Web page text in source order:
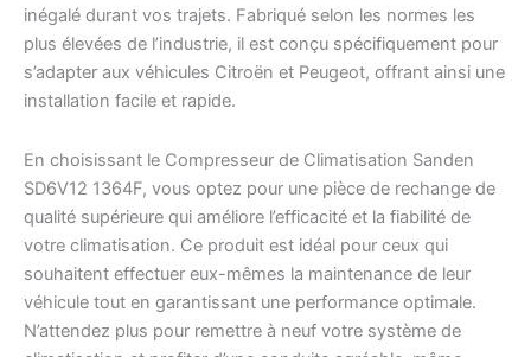
inégalé durant vos trajets. Fabriqué selon les normes les
plus élevées de l’industrie, il est conçu spécifiquement pour
s’adapter aux véhicules Citroën et Peugeot, offrant ainsi une
installation facile et rapide.
En choisissant le Compresseur de Climatisation Sanden
SD6V12 1364F, vous optez pour une pièce de rechange de
qualité supérieure qui améliore l’efficacité et la fiabilité de
votre climatisation. Ce produit est idéal pour ceux qui
souhaitent effectuer eux-mêmes la maintenance de leur
véhicule tout en garantissant une performance optimale.
N’attendez plus pour remettre à neuf votre système de